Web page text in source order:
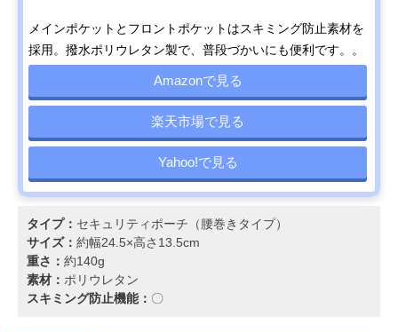
メインポケットとフロントポケットはスキミング防止素材を
採用。撥水ポリウレタン製で、普段づかいにも便利です。。
Amazonで見る
楽天市場で見る
Yahoo!で見る
タイプ： セキュリティポーチ（腰巻きタイプ）
サイズ： 約幅24.5×高さ13.5cm
重さ： 約140g
素材： ポリウレタン
スキミング防止機能： 〇